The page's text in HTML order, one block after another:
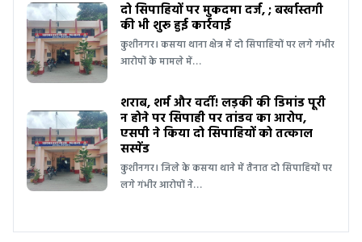
दो सिपाहियों पर मुकदमा दर्ज, ; बर्खास्तगी
की भी शुरू हुई कार्रवाई
कुशीनगर। कसया थाना क्षेत्र में दो सिपाहियों पर लगे गंभीर
आरोपों के मामले में…
शराब, शर्म और वर्दी! लड़की की डिमांड पूरी
न होने पर सिपाही पर तांडव का आरोप,
एसपी ने किया दो सिपाहियों को तत्काल
सस्पेंड
कुशीनगर। जिले के कसया थाने में तैनात दो सिपाहियों पर
लगे गंभीर आरोपों ने…